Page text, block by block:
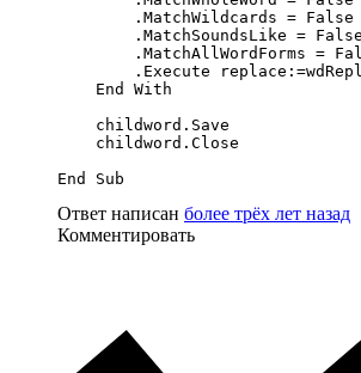
        .MatchWildcards = False
        .MatchSoundsLike = False
.MatchAllWordForms =
.Execute
    End With
    childword.Save
    childword.Close
End Sub
Ответ написан более трёх лет назад
Комментировать